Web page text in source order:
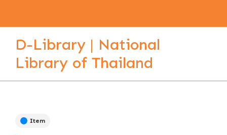
D-Library | National
Library of Thailand
Item